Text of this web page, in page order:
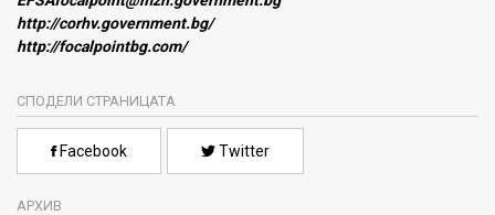
http://corhv.government.bg/
http://focalpointbg.com/
СПОДЕЛИ СТРАНИЦАТА
Facebook Twitter
АРХИВ